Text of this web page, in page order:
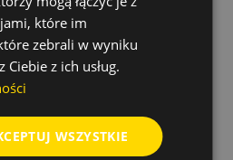
PLUS, 6,0X100/160
Cena
24,55 zł
Dodaj do koszyka
które im
zebrali w wyniku
Ciebie z ich usług.
WSZYSTKIE